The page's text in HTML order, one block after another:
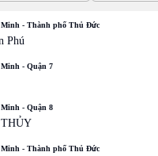
- Thành phố Thủ Đức
Phú
- Quận 7
- Quận 8
- Thành phố Thủ Đức